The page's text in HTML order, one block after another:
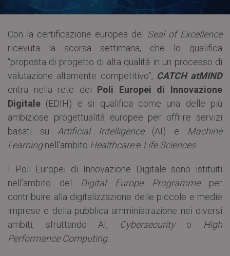
Con la certificazione europea del Seal of Excellence
ricevuta la scorsa settimana, che lo qualifica
“proposta di progetto di alta qualità in un processo di
valutazione altamente competitivo”, CATCH atMIND
entra nella rete dei Poli Europei di Innovazione
Digitale (EDIH) e si qualifica come una delle più
ambiziose progettualità europee per offrire servizi
basati su Artificial Intelligence(AI) e Machine
Learningnell’ambito Healthcaree Life Sciences.
I Poli Europei di Innovazione Digitale sono istituiti
nell’ambito del Digital Europe Programmeper
contribuire alla digitalizzazione delle piccole e medie
imprese e della pubblica amministrazione nei diversi
ambiti, sfruttando AI,
Cybersecurityo High
Performance Computing.